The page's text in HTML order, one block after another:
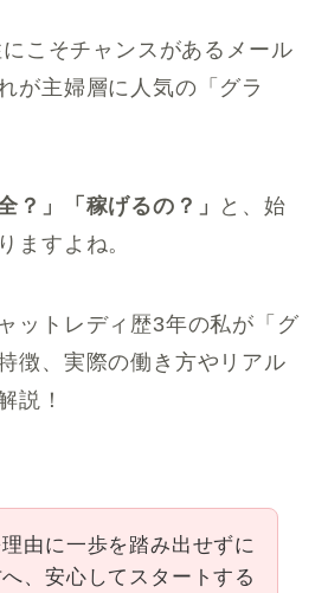
こそチャンスがあるメール
が主婦層に人気の「グラ
？」「稼げるの？」
と、始
ますよね。
ットレディ歴3年の私が「グ
徴、実際の働き方やリアル
説！
由に一歩を踏み出せずに
、安心してスタートする